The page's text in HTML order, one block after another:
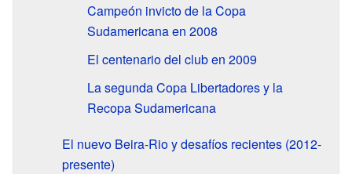
Campeón invicto de la Copa
Sudamericana en 2008
El centenario del club en 2009
La segunda Copa Libertadores y la
Recopa Sudamericana
El nuevo Beira-Rio y desafíos recientes (2012-
presente)